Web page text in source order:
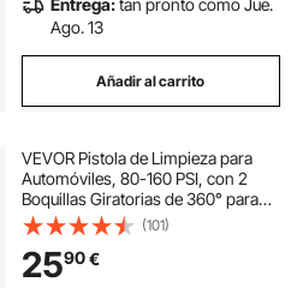
Entrega:tan pronto como Jue.
Ago. 13
Añadir al carrito
VEVOR Pistola de Limpieza para
Automóviles, 80-160 PSI, con 2
Boquillas Giratorias de 360° para
Limpieza Completa, Elimina
Rápidamente la Suciedad y el Polvo
de la Superficie, 275 x 140 x 50 mm
(101)
2590€